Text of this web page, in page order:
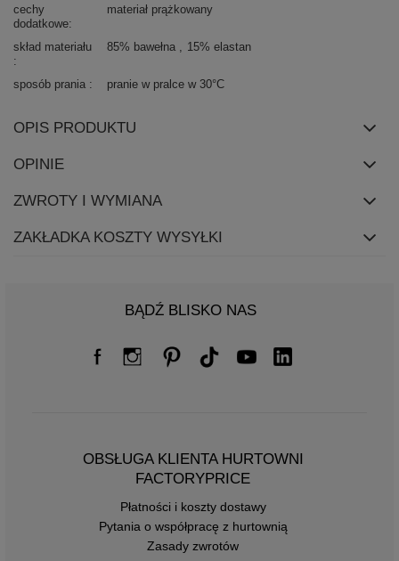
cechy
dodatkowe
materiał prążkowany
skład materiału 85% bawełna 15% elastan
sposób prania pranie w pralce w 30°C
OPIS PRODUKTU
OPINIE
ZWROTY I WYMIANA
ZAKŁADKA KOSZTY WYSYŁKI
BĄDŹ BLISKO NAS
OBSŁUGA KLIENTA HURTOWNI
FACTORYPRICE
Płatności i koszty dostawy
Pytania o współpracę z hurtownią
Zasady zwrotów